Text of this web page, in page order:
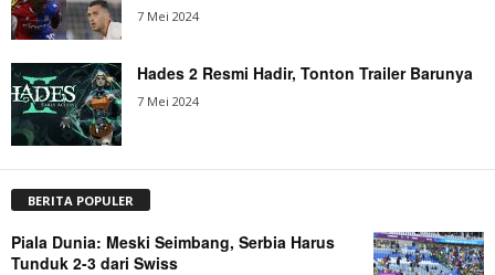
7 Mei 2024
Hades 2 Resmi Hadir, Tonton Trailer Barunya
7 Mei 2024
BERITA POPULER
Piala Dunia: Meski Seimbang, Serbia Harus
Tunduk 2-3 dari Swiss